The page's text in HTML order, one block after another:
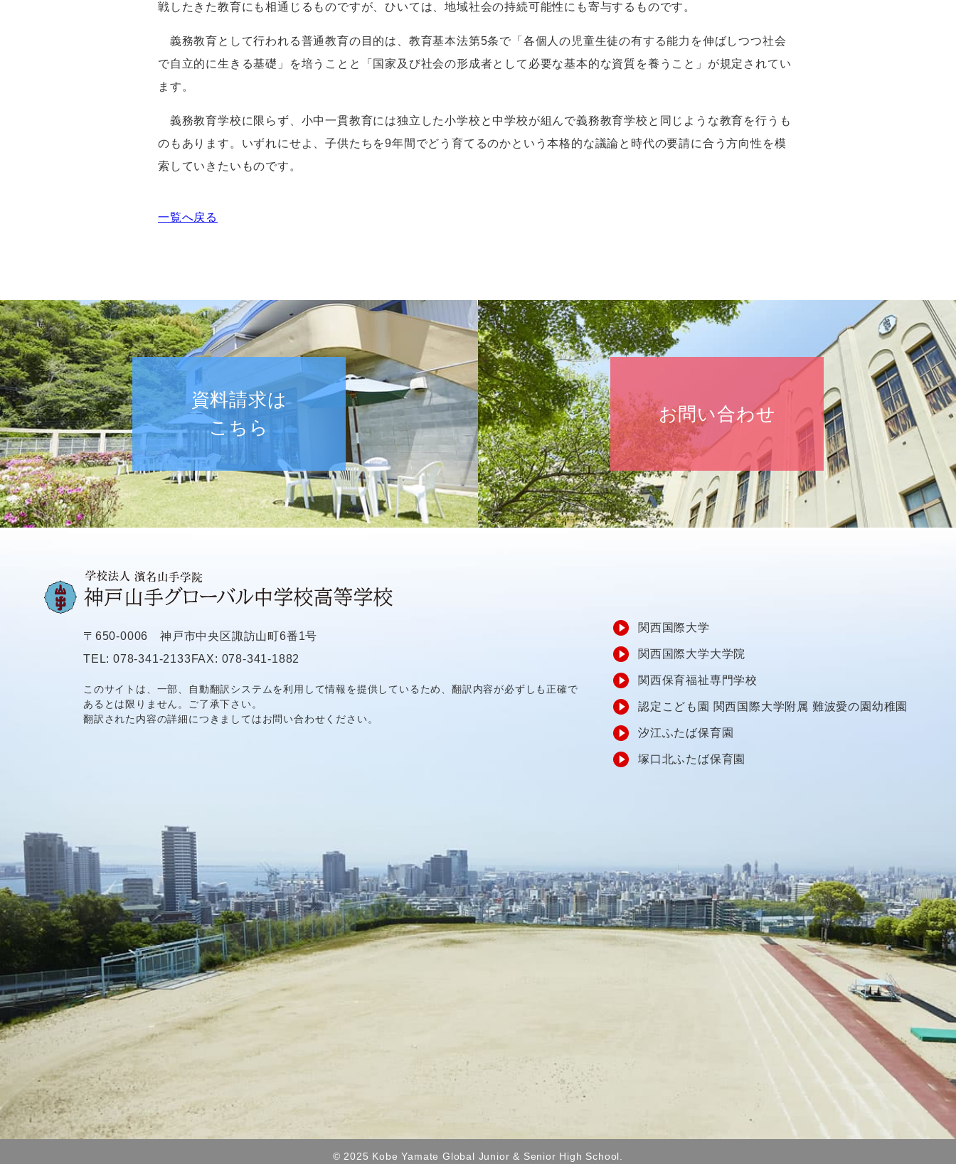
戦したきた教育にも相通じるものですが、ひいては、地域社会の持続可能性にも寄与するものです。
義務教育として行われる普通教育の目的は、教育基本法第5条で「各個人の児童生徒の有する能力を伸ばしつつ社会
で自立的に生きる基礎」を培うことと「国家及び社会の形成者として必要な基本的な資質を養うこと」が規定されてい
ます。
義務教育学校に限らず、小中一貫教育には独立した小学校と中学校が組んで義務教育学校と同じような教育を行うも
のもあります。いずれにせよ、子供たちを9年間でどう育てるのかという本格的な議論と時代の要請に合う方向性を模
索していきたいものです。
一覧へ戻る
資料請求は
こちら
お問い合わせ
関西国際大学
関西国際大学大学院
関西保育福祉専門学校
認定こども園 関西国際大学附属 難波愛の園幼稚園
汐江ふたば保育園
塚口北ふたば保育園
〒650-0006 神戸市中央区諏訪山町6番1号
TEL: 078-341-2133FAX: 078-341-1882
このサイトは、一部、自動翻訳システムを利用して情報を提供しているため、翻訳内容が必ずしも正確で
あるとは限りません。ご了承下さい。
翻訳された内容の詳細につきましてはお問い合わせください。
© 2025 Kobe Yamate Global Junior & Senior High School.